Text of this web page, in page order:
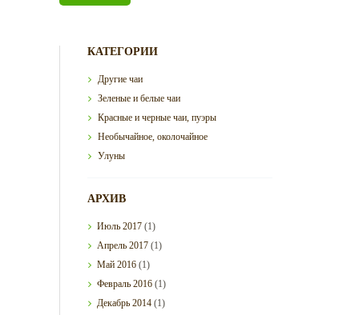
КАТЕГОРИИ
Другие чаи
Зеленые и белые чаи
Красные и черные чаи, пуэры
Необычайное, околочайное
Улуны
АРХИВ
Июль2017 (1)
Апрель2017 (1)
Май2016 (1)
Февраль2016 (1)
Декабрь2014 (1)